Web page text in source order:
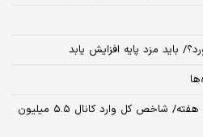
باید مزد پایه افزایش یابد
رشد بورس در اولین روز معاملات هفته/ شاخص کل وارد کانال ۵.۵ میلیون